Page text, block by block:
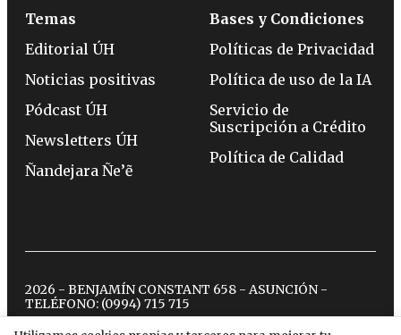
Temas
Editorial ÚH
Noticias positivas
Pódcast ÚH
Newsletters ÚH
Ñandejara Ñe’ẽ
Bases y Condiciones
Políticas de Privacidad
Política de uso de la IA
Servicio de
Suscripción a Crédito
Política de Calidad
2026 - BENJAMÍN CONSTANT 658 - ASUNCIÓN -
TELÉFONO: (0994) 715 715